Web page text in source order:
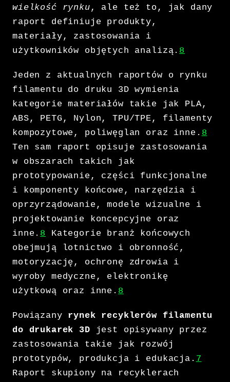
wielkość rynku , ale też to, jak dany
raport definiuje produkty,
materiały, zastosowania i
użytkowników objętych analizą. 8
Jeden z aktualnych raportów o rynku
filamentu do druku 3D wymienia
kategorie materiałów takie jak PLA,
ABS, PETG, Nylon, TPU/TPE, filamenty
kompozytowe, poliwęglan oraz inne. 8
Ten sam raport opisuje zastosowania
w obszarach takich jak
prototypowanie, części funkcjonalne
i komponenty końcowe, narzędzia i
oprzyrządowanie, modele wizualne i
projektowanie koncepcyjne oraz
inne. 8
Kategorie branż końcowych
obejmują lotnictwo i obronność,
motoryzację, ochronę zdrowia i
wyroby medyczne, elektronikę
użytkową oraz inne. 8
Powiązany rynek recyklerów filamentu
do drukarek 3D jest opisywany przez
zastosowania takie jak rozwój
prototypów, produkcja i edukacja. 7
Raport skupiony na recyklerach